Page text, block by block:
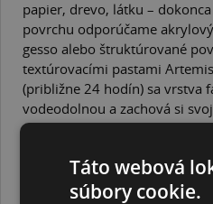
papier, drevo, látku –
povrchu odporúčame
gesso alebo štruktúrované
textúrovacími pastami
(približne 24 hodín) sa vrstva
vodeodolnou a zachová si
roky. Na vylepšenie a
Balenie: tuba 40 ml
Artemisia jenová umelecká
Táto webová
súbory cookie.